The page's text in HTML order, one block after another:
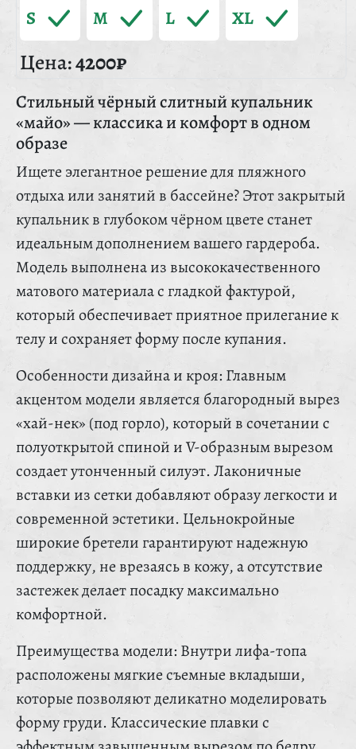
S M L XL
Цена:4200₽
Стильный чёрный слитный купальник
«майо» — классика и комфорт в одном
образе
Ищете элегантное решение для пляжного
отдыха или занятий в бассейне? Этот закрытый
купальник в глубоком чёрном цвете станет
идеальным дополнением вашего гардероба.
Модель выполнена из высококачественного
матового материала с гладкой фактурой,
который обеспечивает приятное прилегание к
телу и сохраняет форму после купания.
Особенности дизайна и кроя: Главным
акцентом модели является благородный вырез
«хай-нек» (под горло), который в сочетании с
полуоткрытой спиной и V-образным вырезом
создает утонченный силуэт. Лаконичные
вставки из сетки добавляют образу легкости и
современной эстетики. Цельнокройные
широкие бретели гарантируют надежную
поддержку, не врезаясь в кожу, а отсутствие
застежек делает посадку максимально
комфортной.
Преимущества модели: Внутри лифа-топа
расположены мягкие съемные вкладыши,
которые позволяют деликатно моделировать
форму груди. Классические плавки с